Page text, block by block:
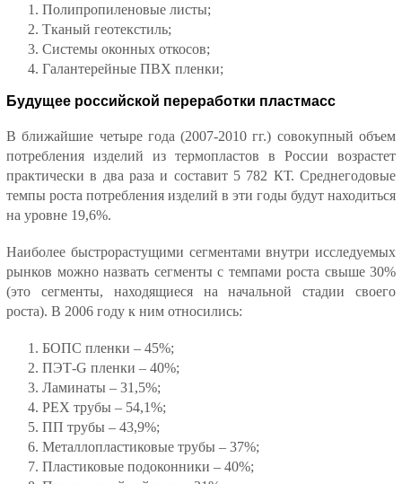
Полипропиленовые листы;
Тканый геотекстиль;
Системы оконных откосов;
Галантерейные ПВХ пленки;
Будущее российской переработки пластмасс
В ближайшие четыре года (2007-2010 гг.) совокупный объем
потребления изделий из термопластов в России возрастет
практически в два раза и составит 5 782 КТ. Среднегодовые
темпы роста потребления изделий в эти годы будут находиться
на уровне 19,6%.
Наиболее быстрорастущими сегментами внутри исследуемых
рынков можно назвать сегменты с темпами роста свыше 30%
(это сегменты, находящиеся на начальной стадии своего
роста). В 2006 году к ним относились:
БОПС пленки – 45%;
ПЭТ-G пленки – 40%;
Ламинаты – 31,5%;
РЕХ трубы – 54,1%;
ПП трубы – 43,9%;
Металлопластиковые трубы – 37%;
Пластиковые подоконники – 40%;